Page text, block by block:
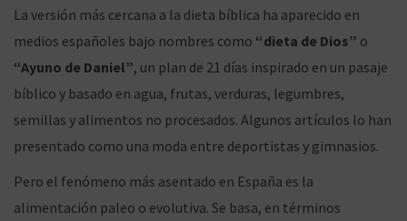
La versión más cercana a la dieta bíblica ha aparecido en
medios españoles bajo nombres como “dieta de Dios” o
“Ayuno de Daniel”, un plan de 21 días inspirado en un pasaje
bíblico y basado en agua, frutas, verduras, legumbres,
semillas y alimentos no procesados. Algunos artículos lo han
presentado como una moda entre deportistas y gimnasios.
Pero el fenómeno más asentado en España es la
alimentación paleo o evolutiva. Se basa, en términos